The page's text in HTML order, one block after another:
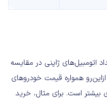
اتومبیل‌های ژاپنی در مقایسه
ازاین‌رو همواره قیمت خودروهای
است. برای مثال، خرید